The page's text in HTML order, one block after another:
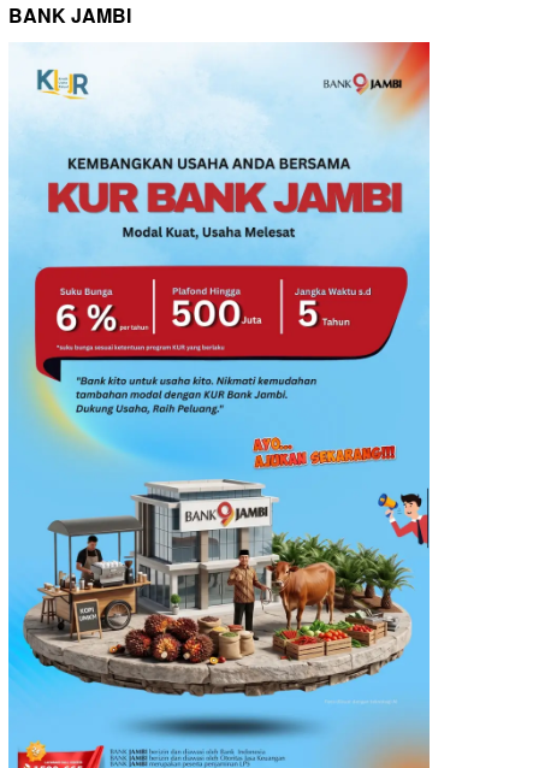
BANK JAMBI